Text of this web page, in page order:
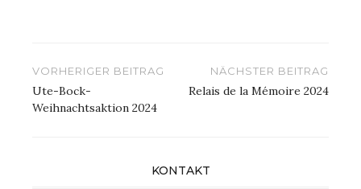
Beitragsnavigation
VORHERIGER BEITRAG
Ute-Bock-
Weihnachtsaktion 2024
NÄCHSTER BEITRAG
Relais de la Mémoire 2024
KONTAKT